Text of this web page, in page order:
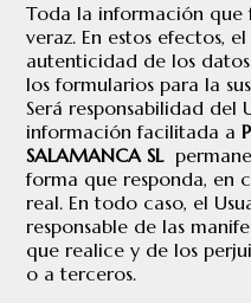
Toda la información que
veraz. En estos efectos,
autenticidad de los
los formularios para la
Será responsabilidad del
información facilitada a
SALAMANCA SL
forma que responda, en
real. En todo caso, el
responsable de las
que realice y de los
o a terceros.